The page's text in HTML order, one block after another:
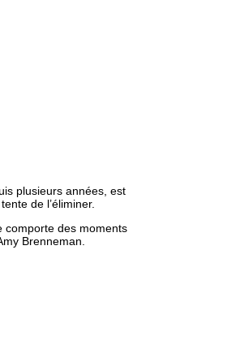
plusieurs années, est
de l’éliminer.
comporte des moments
Brenneman.